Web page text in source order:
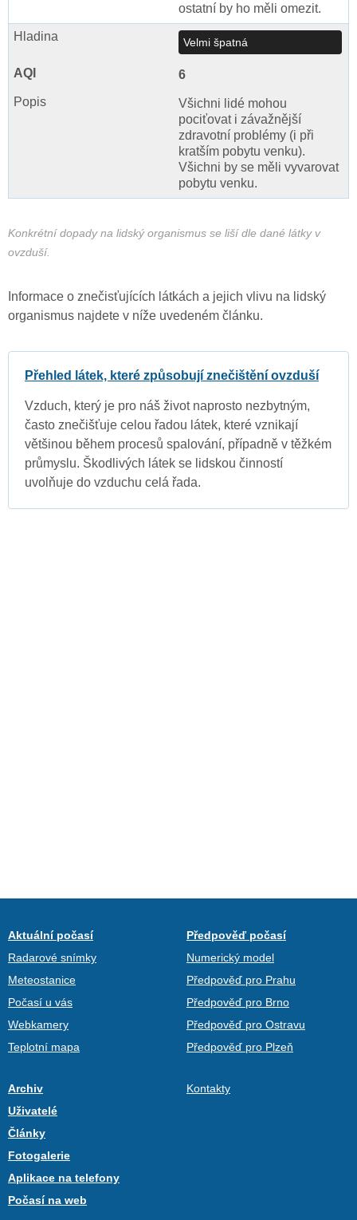
ostatní by ho měli omezit.
Velmi špatná
6
Všichni lidé mohou
pociťovat i závažnější
zdravotní problémy (i při
kratším pobytu venku).
Všichni by se měli vyvarovat
pobytu venku.
Konkrétní dopady na lidský organismus se liší dle dané látky v
ovzduší.
Informace o znečisťujících látkách a jejich vlivu na lidský
organismus najdete v níže uvedeném článku.
Přehled látek, které způsobují znečištění ovzduší
Vzduch, který je pro náš život naprosto nezbytným,
často znečišťuje celou řadou látek, které vznikají
většinou během procesů spalování, případně v těžkém
průmyslu. Škodlivých látek se lidskou činností
uvolňuje do vzduchu celá řada.
Aktuální počasí
Radarové snímky
Meteostanice
Počasí u vás
Webkamery
Teplotní mapa
Předpověď počasí
Numerický model
Předpověď pro Prahu
Předpověď pro Brno
Předpověď pro Ostravu
Předpověď pro Plzeň
Archiv
Uživatelé
Články
Fotogalerie
Aplikace na telefony
Počasí na web
Kontakty